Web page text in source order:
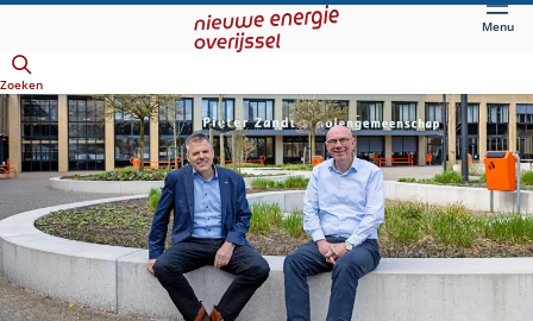
hoofdinhoud
Menu
Zoeken